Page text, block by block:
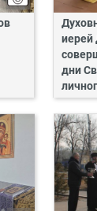
иерей
дни